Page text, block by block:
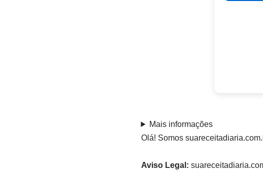
Mais informações
Olá! Somos
Aviso Legal: